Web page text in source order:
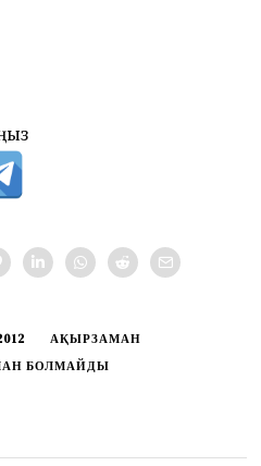
АҚЫРЗАМАН
БОЛМАЙДЫ